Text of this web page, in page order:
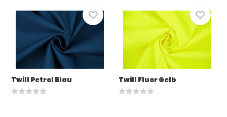
Twill Petrol Blau Twill Fluor Gelb